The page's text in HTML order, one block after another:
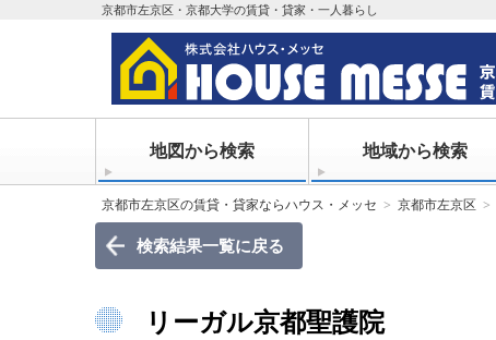
京都市左京区・京都大学の賃貸・貸家・一人暮らし
地図から検索 地域から検索
京都市左京区の賃貸・貸家ならハウス・メッセ 京都市左京区
検索結果一覧に戻る
リーガル京都聖護院